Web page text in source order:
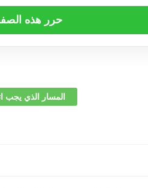
حرر هذه
المسار الذي يجب